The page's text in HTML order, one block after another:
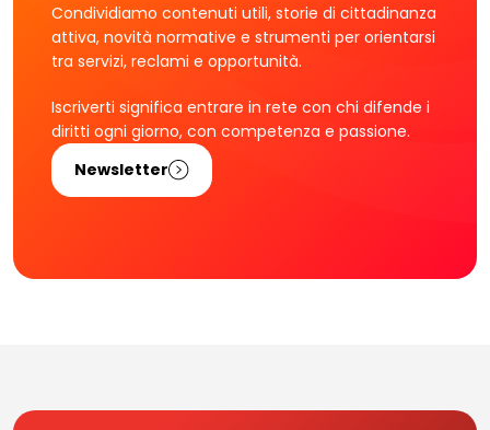
Condividiamo contenuti utili, storie di cittadinanza
attiva, novità normative e strumenti per orientarsi
tra servizi, reclami e opportunità.
Iscriverti significa entrare in rete con chi difende i
diritti ogni giorno, con competenza e passione.
Newsletter